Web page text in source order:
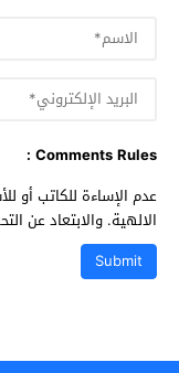
Comments Rules :
عدم الإساءة للكاتب أو
الالهية. والابتعاد عن